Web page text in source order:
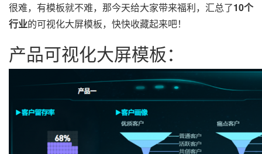
很难，有模板就不难，那今天给大家带来福利，汇总了10个
行业的可视化大屏模板，快快收藏起来吧！
产品可视化大屏模板：